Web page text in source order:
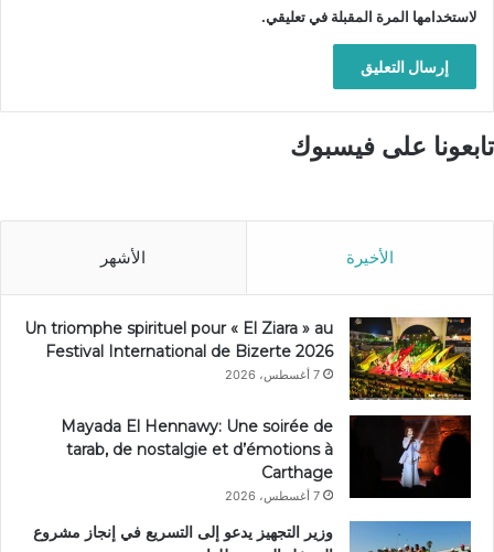
لاستخدامها المرة المقبلة في تعليقي.
تابعونا على فيسبوك
الأخيرة الأشهر
Un triomphe spirituel pour « El Ziara » au
Festival International de Bizerte 2026
7 أغسطس، 2026
Mayada El Hennawy: Une soirée de
tarab, de nostalgie et d’émotions à
Carthage
7 أغسطس، 2026
وزير التجهيز يدعو إلى التسريع في إنجاز مشروع